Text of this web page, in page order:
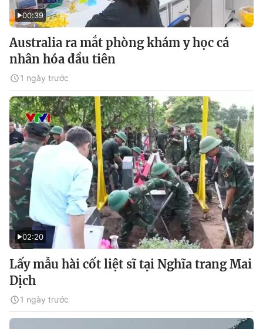
00:39
Australia ra mắt phòng khám y học cá
nhân hóa đầu tiên
1 ngày trước
02:20
Lấy mẫu hài cốt liệt sĩ tại Nghĩa trang Mai
Dịch
1 ngày trước